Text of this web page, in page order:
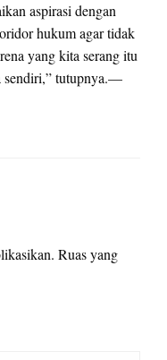
aspirasi dengan
hukum agar tidak
yang kita serang itu
sendiri,” tutupnya.—
Ruas yang